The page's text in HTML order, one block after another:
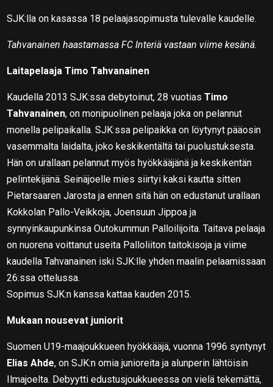
SJK:lla on kasassa 18 pelaajasopimusta tulevalle kaudelle.
Tahvanainen haastamassa FC Interiä vastaan viime kesänä.
Laitapelaaja Timo Tahvanainen
Kaudella 2013 SJK:ssa debytoinut, 28 vuotiasTimo
Tahvanainen, on monipuolinen pelaaja joka on pelannut
monella pelipaikalla. SJK:ssa pelipaikka on löytynyt pääosin
vasemmalta laidalta, joko keskikentältä tai puolustuksesta.
Hän on urallaan pelannut myös hyökkääjänä ja keskikentän
pelintekijänä. Seinäjoelle mies siirtyi kaksi kautta sitten
Pietarsaaren Jarosta ja ennen sitä hän on edustanut urallaan
Kokkolan Pallo-Veikkoja, Joensuun Jippoa ja
synnyinkaupunkinsa Outokummun Palloilijoita. Taitava pelaaja
on nuorena voittanut useita Palloliiton taitokisoja ja viime
kaudella Tahvanainen iski SJK:lle yhden maalin pelaamissaan
26:ssa ottelussa.
Sopimus SJK:n kanssa kattaa kauden 2015.
Mukaan nousevat juniorit
Suomen U19-maajoukkueen hyökkääjä, vuonna 1996 syntynyt
Elias Ahde, on SJK:n omia junioreita ja alunperin lähtöisin
Ilmajoelta. Debyytti edustusjoukkueessa on vielä tekemättä,